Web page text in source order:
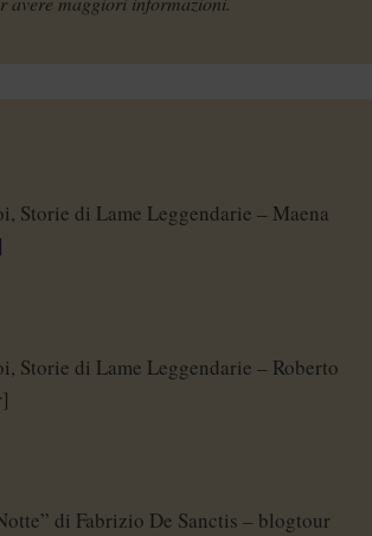
Storie di Lame Leggendarie – Maena
Storie di Lame Leggendarie – Roberto
di Fabrizio De Sanctis – blogtour